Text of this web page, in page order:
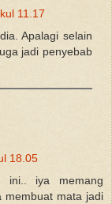
11.17
Apalagi selain
jadi penyebab
18.05
iya memang
membuat mata jadi